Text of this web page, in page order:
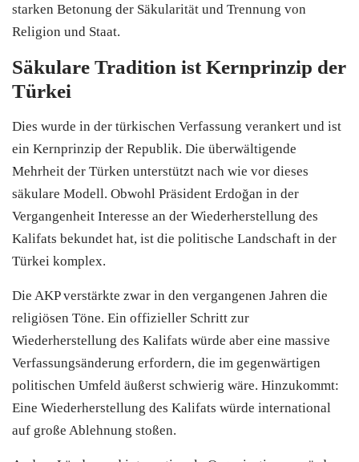
starken Betonung der Säkularität und Trennung von
Religion und Staat.
Säkulare Tradition ist Kernprinzip der
Türkei
Dies wurde in der türkischen Verfassung verankert und ist
ein Kernprinzip der Republik. Die überwältigende
Mehrheit der Türken unterstützt nach wie vor dieses
säkulare Modell. Obwohl Präsident Erdoğan in der
Vergangenheit Interesse an der Wiederherstellung des
Kalifats bekundet hat, ist die politische Landschaft in der
Türkei komplex.
Die AKP verstärkte zwar in den vergangenen Jahren die
religiösen Töne. Ein offizieller Schritt zur
Wiederherstellung des Kalifats würde aber eine massive
Verfassungsänderung erfordern, die im gegenwärtigen
politischen Umfeld äußerst schwierig wäre. Hinzukommt:
Eine Wiederherstellung des Kalifats würde international
auf große Ablehnung stoßen.